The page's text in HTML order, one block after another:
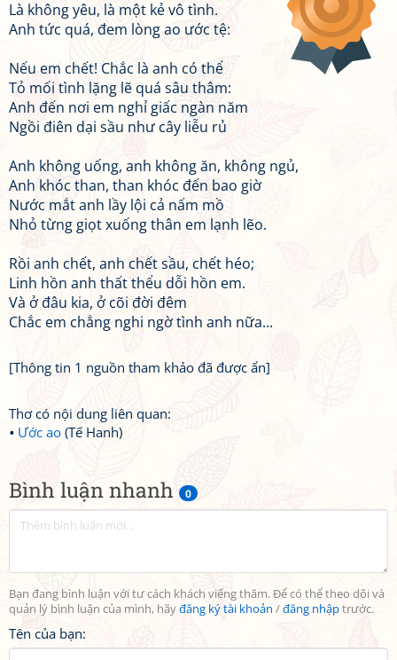
Bình luận nhanh 0
Bạn đang bình luận với tư cách khách viếng thăm. Để có thể theo dõi và
quản lý bình luận của mình, hãyđăng ký tài khoản /đăng nhậptrước.
Tên của bạn:
Là không yêu, là một kẻ vô tình.
Anh tức quá, đem lòng ao ước tệ:
Nếu em chết! Chắc là anh có thể
Tỏ mối tình lặng lẽ quá sâu thâm:
Anh đến nơi em nghỉ giấc ngàn năm
Ngồi điên dại sầu như cây liễu rủ
Anh không uống, anh không ăn, không ngủ,
Anh khóc than, than khóc đến bao giờ
Nước mắt anh lầy lội cả nấm mồ
Nhỏ từng giọt xuống thân em lạnh lẽo.
Rồi anh chết, anh chết sầu, chết héo;
Linh hồn anh thất thểu dỗi hồn em.
Và ở đâu kia, ở cõi đời đêm
Chắc em chẳng nghi ngờ tình anh nữa...
[Thông tin 1 nguồn tham khảo đã được ẩn]
Thơ có nội dung liên quan:
Ước ao (Tế Hanh)